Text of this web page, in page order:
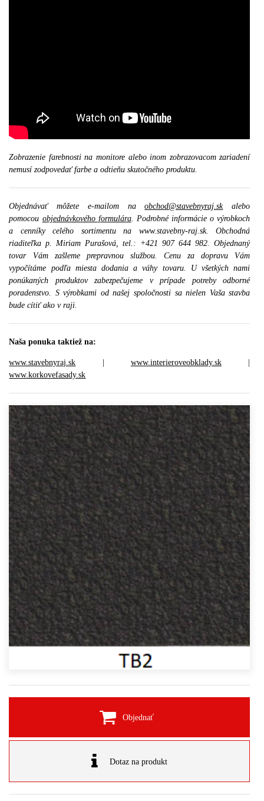
Zobrazenie farebnosti na monitore alebo inom zobrazovacom zariadení
nemusí zodpovedať farbe a odtieňu skutočného produktu.
Objednávať môžete e-mailom naobchod@stavebnyraj.skalebo
pomocou objednávkového formulára. Podrobné informácie o výrobkoch
a cenníky celého sortimentu na www.stavebny-raj.sk. Obchodná
riaditeľka p. Miriam Purašová, tel.: +421 907 644 982. Objednaný
tovar Vám zašleme prepravnou službou. Cenu za dopravu Vám
vypočítáme podľa miesta dodania a váhy tovaru. U všetkých nami
ponúkaných produktov zabezpečujeme v prípade potreby odborné
poradenstvo. S výrobkami od našej spoločnosti sa nielen Vaša stavba
bude cítiť ako v raji.
Naša ponuka taktiež na:
www.stavebnyraj.sk www.interieroveobklady.sk|
www.korkovefasady.sk
Objednať
Dotaz na produkt